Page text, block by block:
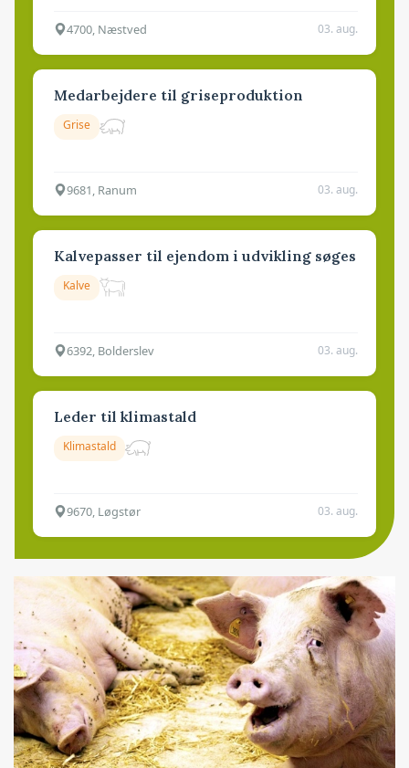
4700, Næstved 03. aug.
Medarbejdere til griseproduktion
Grise
9681, Ranum 03. aug.
Kalvepasser til ejendom i udvikling søges
Kalve
6392, Bolderslev 03. aug.
Leder til klimastald
Klimastald
9670, Løgstør 03. aug.